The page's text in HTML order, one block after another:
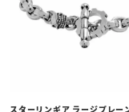
スターリンギア ラージプレー